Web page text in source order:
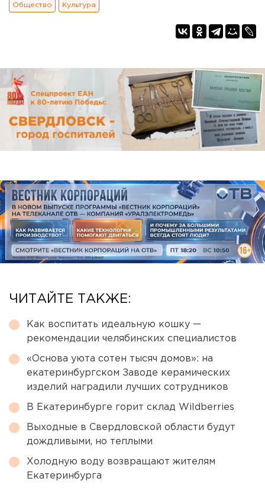
Общество Культура
ЧИТАЙТЕ ТАКЖЕ:
Как воспитать идеальную кошку —
рекомендации челябинских специалистов
«Основа уюта сотен тысяч домов»: на
екатеринбургском Заводе керамических
изделий наградили лучших сотрудников
В Екатеринбурге горит склад Wildberries
Выходные в Свердловской области будут
дождливыми, но теплыми
Холодную воду возвращают жителям
Екатеринбурга